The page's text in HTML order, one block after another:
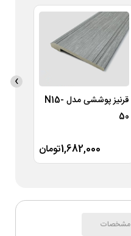
قرنیز پوششی مدل N15-
50
1,682,000تومان
›
مشخصات